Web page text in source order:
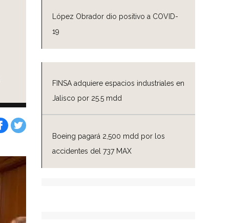
López Obrador dio positivo a COVID-
19
FINSA adquiere espacios industriales en
Jalisco por 25.5 mdd
Boeing pagará 2,500 mdd por los
accidentes del 737 MAX